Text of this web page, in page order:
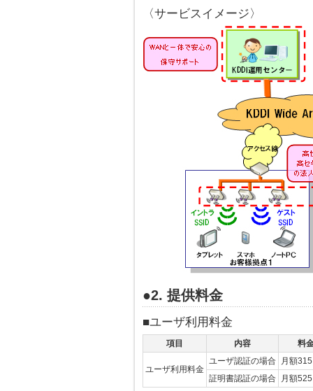
〈サービスイメージ〉
●2. 提供料金
■ユーザ利用料金
項目 内容 料
ユーザ利用料金
ユーザ認証の場合
月額
証明書認証の場合
月額